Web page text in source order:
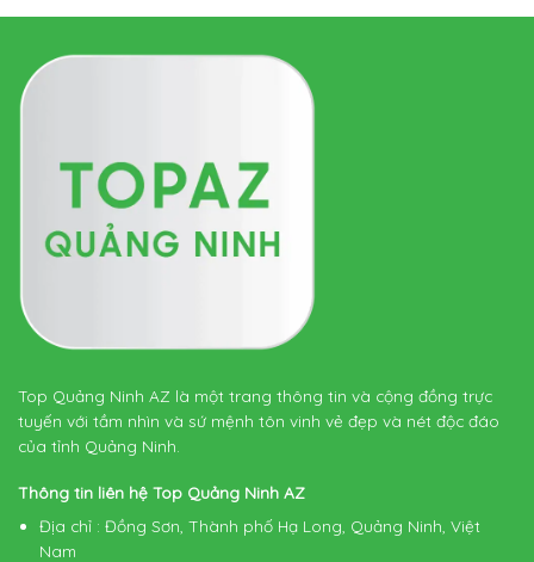
Top Quảng Ninh AZ là một trang thông tin và cộng đồng trực
tuyến với tầm nhìn và sứ mệnh tôn vinh vẻ đẹp và nét độc đáo
của tỉnh Quảng Ninh.
Thông tin liên hệ Top Quảng Ninh AZ
Địa chỉ : Đồng Sơn, Thành phố Hạ Long, Quảng Ninh, Việt
Nam